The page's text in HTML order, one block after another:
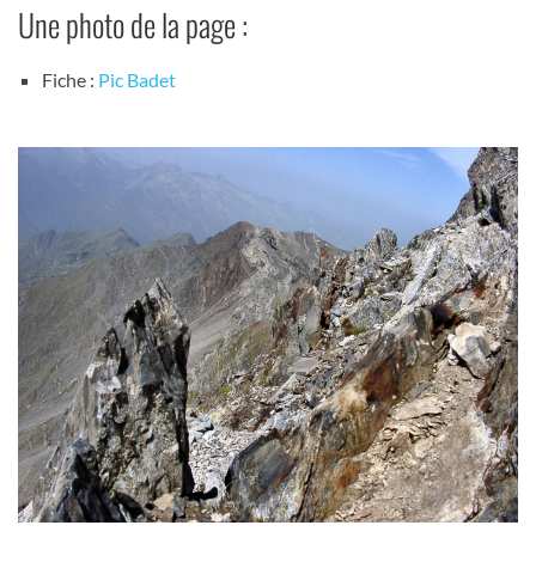
Une photo de la page :
Fiche : Pic Badet